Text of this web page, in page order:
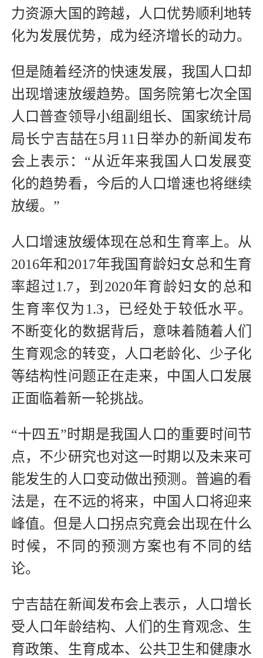
力资源大国的跨越，人口优势顺利地转
化为发展优势，成为经济增长的动力。
但是随着经济的快速发展，我国人口却
出现增速放缓趋势。国务院第七次全国
人口普查领导小组副组长、国家统计局
局长宁吉喆在5月11日举办的新闻发布
会上表示：“从近年来我国人口发展变
化的趋势看，今后的人口增速也将继续
放缓。”
人口增速放缓体现在总和生育率上。从
2016年和2017年我国育龄妇女总和生育
率超过1.7，到2020年育龄妇女的总和
生育率仅为1.3，已经处于较低水平。
不断变化的数据背后，意味着随着人们
生育观念的转变，人口老龄化、少子化
等结构性问题正在走来，中国人口发展
正面临着新一轮挑战。
“十四五”时期是我国人口的重要时间节
点，不少研究也对这一时期以及未来可
能发生的人口变动做出预测。普遍的看
法是，在不远的将来，中国人口将迎来
峰值。但是人口拐点究竟会出现在什么
时候，不同的预测方案也有不同的结
论。
宁吉喆在新闻发布会上表示，人口增长
受人口年龄结构、人们的生育观念、生
育政策、生育成本、公共卫生和健康水